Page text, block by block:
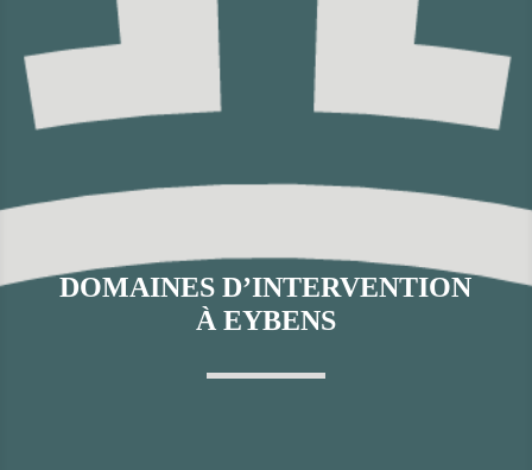
DOMAINES D’INTERVENTION
À EYBENS